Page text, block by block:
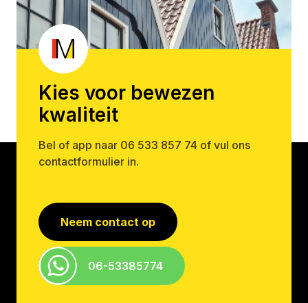
Kies voor bewezen
kwaliteit
Bel of app naar 06 533 857 74 of vul ons
contactformulier in.
Neem contact op
06-53385774